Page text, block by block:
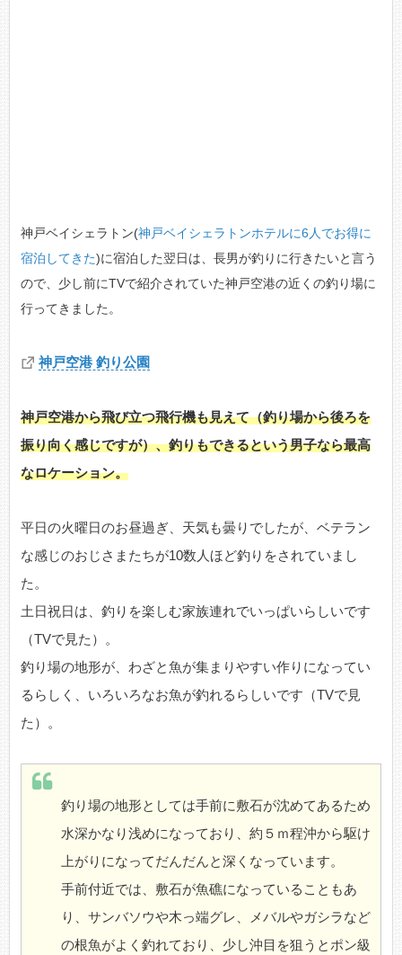
神戸ベイシェラトン(神戸ベイシェラトンホテルに6人でお得に
宿泊してきた)に宿泊した翌日は、長男が釣りに行きたいと言う
ので、少し前にTVで紹介されていた神戸空港の近くの釣り場に
行ってきました。
神戸空港 釣り公園
神戸空港から飛び立つ飛行機も見えて（釣り場から後ろを
振り向く感じですが）、釣りもできるという男子なら最高
なロケーション。
平日の火曜日のお昼過ぎ、天気も曇りでしたが、ベテラン
な感じのおじさまたちが10数人ほど釣りをされていまし
た。
土日祝日は、釣りを楽しむ家族連れでいっぱいらしいです
（TVで見た）。
釣り場の地形が、わざと魚が集まりやすい作りになってい
るらしく、いろいろなお魚が釣れるらしいです（TVで見
た）。
釣り場の地形としては手前に敷石が沈めてあるため
水深かなり浅めになっており、約５ｍ程沖から駆け
上がりになってだんだんと深くなっています。
手前付近では、敷石が魚礁になっていることもあ
り、サンバソウや木っ端グレ、メバルやガシラなど
の根魚がよく釣れており、少し沖目を狙うとポン級